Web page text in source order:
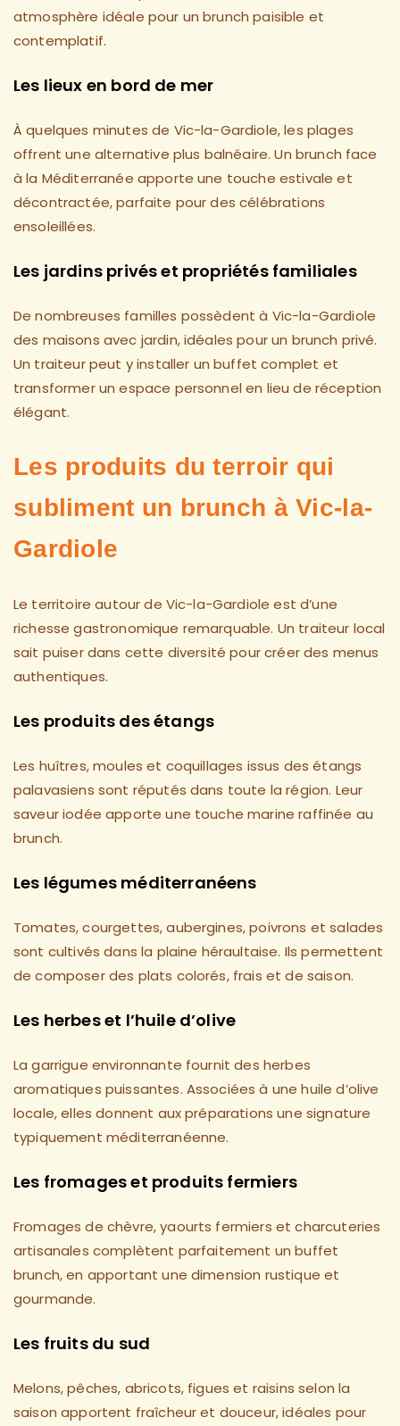
atmosphère idéale pour un brunch paisible et
contemplatif.
Les lieux en bord de mer
À quelques minutes de Vic-la-Gardiole, les plages
offrent une alternative plus balnéaire. Un brunch face
à la Méditerranée apporte une touche estivale et
décontractée, parfaite pour des célébrations
ensoleillées.
Les jardins privés et propriétés familiales
De nombreuses familles possèdent à Vic-la-Gardiole
des maisons avec jardin, idéales pour un brunch privé.
Un traiteur peut y installer un buffet complet et
transformer un espace personnel en lieu de réception
élégant.
Les produits du terroir qui
subliment un brunch à Vic-la-
Gardiole
Le territoire autour de Vic-la-Gardiole est d’une
richesse gastronomique remarquable. Un traiteur local
sait puiser dans cette diversité pour créer des menus
authentiques.
Les produits des étangs
Les huîtres, moules et coquillages issus des étangs
palavasiens sont réputés dans toute la région. Leur
saveur iodée apporte une touche marine raffinée au
brunch.
Les légumes méditerranéens
Tomates, courgettes, aubergines, poivrons et salades
sont cultivés dans la plaine héraultaise. Ils permettent
de composer des plats colorés, frais et de saison.
Les herbes et l’huile d’olive
La garrigue environnante fournit des herbes
aromatiques puissantes. Associées à une huile d’olive
locale, elles donnent aux préparations une signature
typiquement méditerranéenne.
Les fromages et produits fermiers
Fromages de chèvre, yaourts fermiers et charcuteries
artisanales complètent parfaitement un buffet
brunch, en apportant une dimension rustique et
gourmande.
Les fruits du sud
Melons, pêches, abricots, figues et raisins selon la
saison apportent fraîcheur et douceur, idéales pour